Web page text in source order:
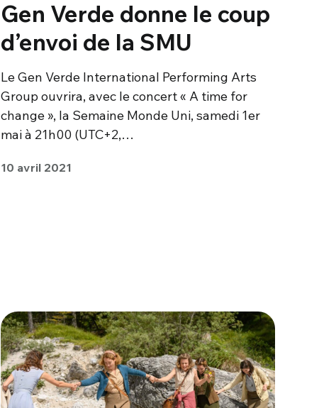
Gen Verde donne le coup
d’envoi de la SMU
Le Gen Verde International Performing Arts
Group ouvrira, avec le concert « A time for
change », la Semaine Monde Uni, samedi 1er
mai à 21h00 (UTC+2,…
10 avril 2021